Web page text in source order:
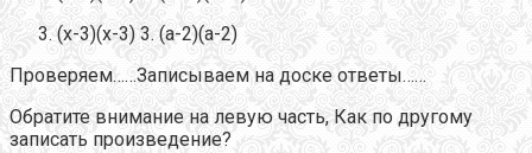
(х-3)(х-3) 3. (а-2)(а-2)
Проверяем……Записываем на доске ответы……
Обратите внимание на левую часть, Как по другому
записать произведение?